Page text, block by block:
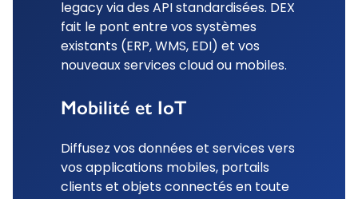
legacy via des API standardisées. DEX
fait le pont entre vos systèmes
existants (ERP, WMS, EDI) et vos
nouveaux services cloud ou mobiles.
Mobilité et IoT
Diffusez vos données et services vers
vos applications mobiles, portails
clients et objets connectés en toute